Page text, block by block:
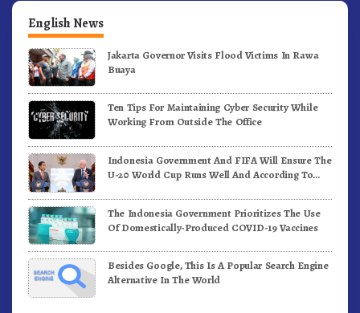
English News
Jakarta Governor Visits Flood Victims In Rawa
Buaya
Ten Tips For Maintaining Cyber Security While
Working From Outside The Office
Indonesia Government And FIFA Will Ensure The
U-20 World Cup Runs Well And According To
The Indonesia Government Prioritizes The Use
Of Domestically-Produced COVID-19 Vaccines
Besides Google, This Is A Popular Search Engine
Alternative In The World